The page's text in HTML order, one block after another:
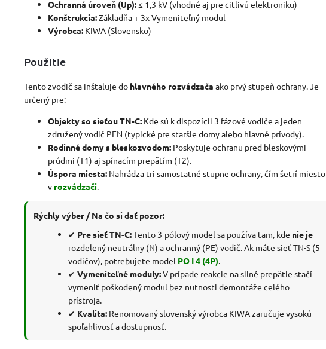
Ochranná úroveň (Up):≤ 1,3 kV (vhodné aj pre citlivú elektroniku)
Konštrukcia:Základňa + 3x Vymeniteľný modul
Výrobca: KIWA (Slovensko)
Použitie
Tento zvodič sa inštaluje do hlavného rozvádzača ako prvý stupeň ochrany. Je
určený pre:
Objekty so sieťou TN-C: Kde sú k dispozícii 3 fázové vodiče a jeden
združený vodič PEN (typické pre staršie domy alebo hlavné prívody).
Rodinné domy s bleskozvodom: Poskytuje ochranu pred bleskovými
prúdmi (T1) aj spínacím prepätím (T2).
Úspora miesta: Nahrádza tri samostatné stupne ochrany, čím šetrí miesto
v rozvádzači
Rýchly výber / Na čo si dať pozor:
✔ Pre sieť TN-C:Tento 3-pólový model sa používa tam, kde nie je
rozdelený neutrálny (N) a ochranný (PE) vodič. Ak máte sieť TN-S (5
vodičov), potrebujete model PO I 4 (4P)
✔ Vymeniteľné moduly:V prípade reakcie na silné prepätie stačí
vymeniť poškodený modul bez nutnosti demontáže celého
prístroja.
✔ Kvalita: Renomovaný slovenský výrobca KIWA zaručuje vysokú
spoľahlivosť a dostupnosť.